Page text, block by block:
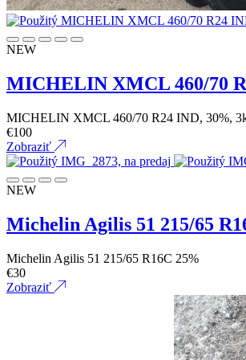
NEW
MICHELIN XMCL 460/70
MICHELIN XMCL 460/70 R24 IND, 30%,
€100
Zobraziť
NEW
Michelin Agilis 51 215/65
Michelin Agilis 51 215/65 R16C 25%
€30
Zobraziť